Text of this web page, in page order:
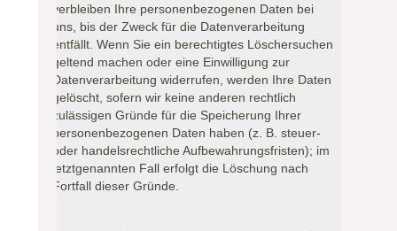
verbleiben Ihre personenbezogenen Daten bei
uns, bis der Zweck für die Datenverarbeitung
entfällt. Wenn Sie ein berechtigtes Löschersuchen
geltend machen oder eine Einwilligung zur
Datenverarbeitung widerrufen, werden Ihre Daten
gelöscht, sofern wir keine anderen rechtlich
zulässigen Gründe für die Speicherung Ihrer
personenbezogenen Daten haben (z. B. steuer-
oder handelsrechtliche Aufbewahrungsfristen); im
letztgenannten Fall erfolgt die Löschung nach
Fortfall dieser Gründe.